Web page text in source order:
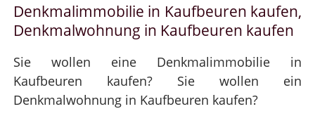
Denkmalimmobilie in Kaufbeuren kaufen,
Denkmalwohnung in Kaufbeuren kaufen
Sie wollen eine Denkmalimmobilie in
Kaufbeuren kaufen? Sie wollen ein
Denkmalwohnung in Kaufbeuren kaufen?